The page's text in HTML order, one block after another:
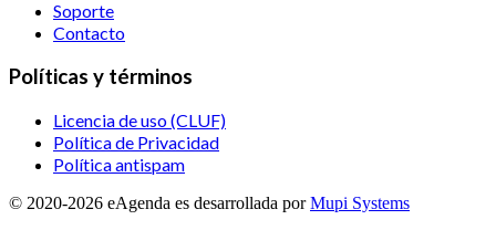
Soporte
Contacto
Políticas y términos
Licencia de uso (CLUF)
Política de Privacidad
Política antispam
© 2020-2026 eAgenda es desarrollada porMupi Systems